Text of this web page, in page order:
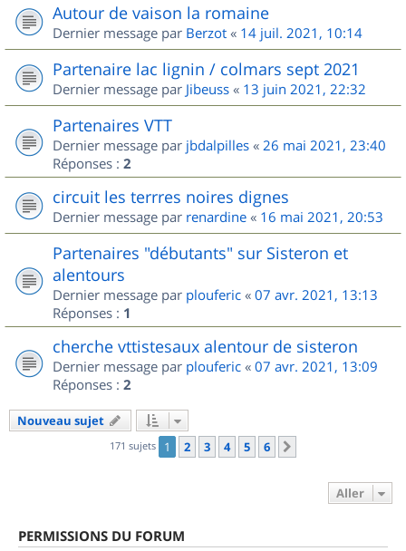
Autour de vaison la romaine
Dernier message par Berzot « 14 juil. 2021, 10:14
Partenaire lac lignin / colmars sept 2021
Dernier message par Jibeuss « 13 juin 2021, 22:32
Partenaires VTT
Dernier message par jbdalpilles « 26 mai 2021, 23:40
Réponses : 2
circuit les terrres noires dignes
Dernier message par renardine « 16 mai 2021, 20:53
Partenaires "débutants" sur Sisteron et
alentours
Dernier message par plouferic « 07 avr. 2021, 13:13
Réponses : 1
cherche vttistesaux alentour de sisteron
Dernier message par plouferic « 07 avr. 2021, 13:09
Réponses : 2
Nouveau sujet
171 sujets 1 2 3 4 5 6
Aller
PERMISSIONS DU FORUM